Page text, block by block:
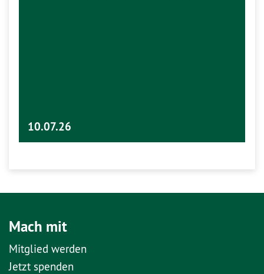
10.07.26
Mach mit
Mitglied werden
Jetzt spenden